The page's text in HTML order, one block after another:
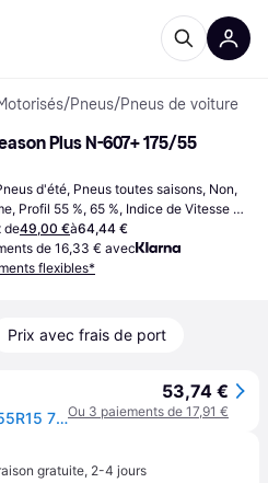
/Pneus/Pneus de voiture
Plus N-607+ 175/55
d'été, Pneus toutes saisons, Non,
Profil 55 %, 65 %, Indice de Vitesse H
de49,00 €à64,44 €
de 16,33 € avec
flexibles*
Prix avec frais de port
NANKANG N-607+ 175/55R15 77H MFS
53,74 €
Ou 3 paiements de 17,91 €
gratuite, 2-4 jours